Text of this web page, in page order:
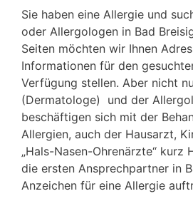
Sie haben eine Allergie und
oder Allergologen in Bad
Seiten möchten wir Ihnen
Informationen für den
Verfügung stellen. Aber nicht
(Dermatologe) und der
beschäftigen sich mit der
Allergien, auch der Hausarzt,
„Hals-Nasen-Ohrenärzte“ kurz
die ersten Ansprechpartner in
Anzeichen für eine Allergie